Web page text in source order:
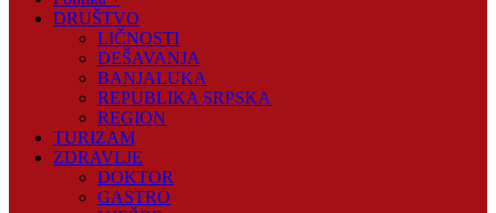
DRUŠTVO
LIČNOSTI
DEŠAVANJA
BANJALUKA
REPUBLIKA SRPSKA
REGION
TURIZAM
ZDRAVLJE
DOKTOR
GASTRO